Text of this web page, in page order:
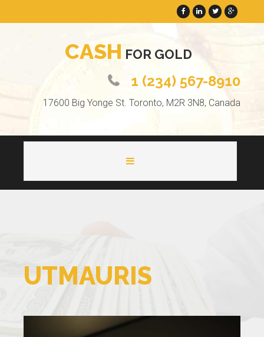
CASH FOR GOLD
1 (234) 567-8910
17600 Big Yonge St. Toronto, M2R 3N8, Canada
GALLERY
UTMAURIS